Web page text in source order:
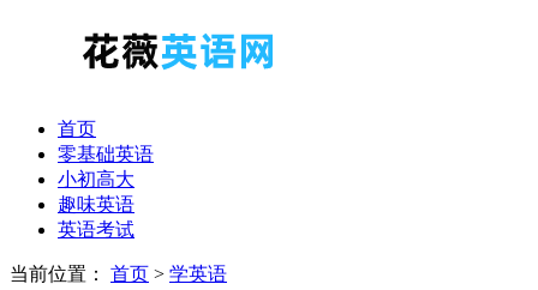
首页
零基础英语
小初高大
趣味英语
英语考试
当前位置： 首页 > 学英语